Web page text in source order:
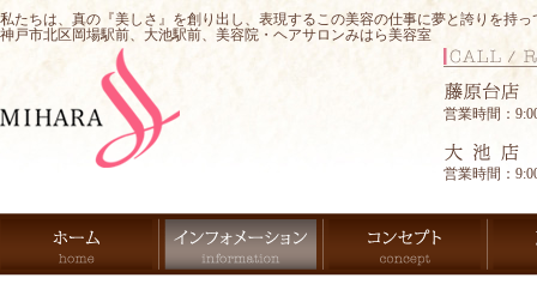
私たちは、真の『美しさ』を創り出し、表現するこの美容の仕事に夢と誇りを持
神戸市北区岡場駅前、大池駅前、美容院・ヘアサロンみはら美容室
営業時間：
営業時間：